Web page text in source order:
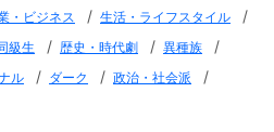
・ビジネス / 生活・ライフスタイル /
級生 / 歴史・時代劇 / 異種族 /
ル / ダーク / 政治・社会派 /